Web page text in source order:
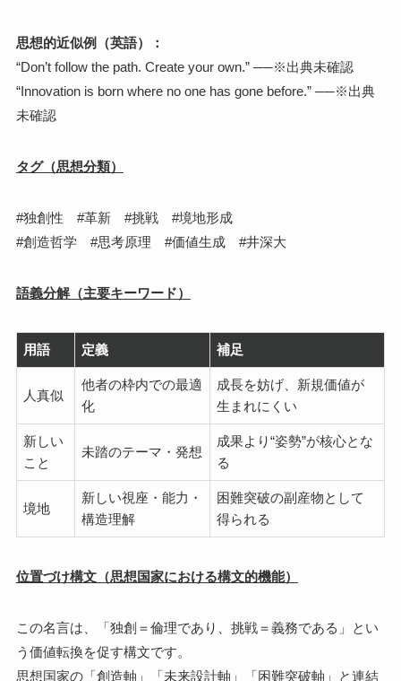
思想的近似例（英語）：
“Don’t follow the path. Create your own.” ──※出典未確認
“Innovation is born where no one has gone before.” ──※出典
未確認
タグ（思想分類）
#独創性 #革新 #挑戦 #境地形成
#創造哲学 #思考原理 #価値生成 #井深大
語義分解（主要キーワード）
用語 定義 補足
人真似
他者の枠内での最適
化
成長を妨げ、新規価値が
生まれにくい
新しい
こと
未踏のテーマ・発想
成果より“姿勢”が核心とな
る
境地
新しい視座・能力・
構造理解
困難突破の副産物として
得られる
位置づけ構文（思想国家における構文的機能）
この名言は、「独創＝倫理であり、挑戦＝義務である」とい
う価値転換を促す構文です。
思想国家の「創造軸」「未来設計軸」「困難突破軸」と連結